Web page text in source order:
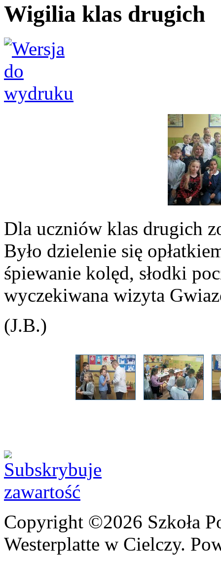
Wigilia klas drugich
Dla uczniów klas drugich
Było dzielenie się
śpiewanie kolęd, słodki
wyczekiwana wizyta
(J.B.)
Copyright ©2026 Szkoła
Westerplatte w Cielczy.